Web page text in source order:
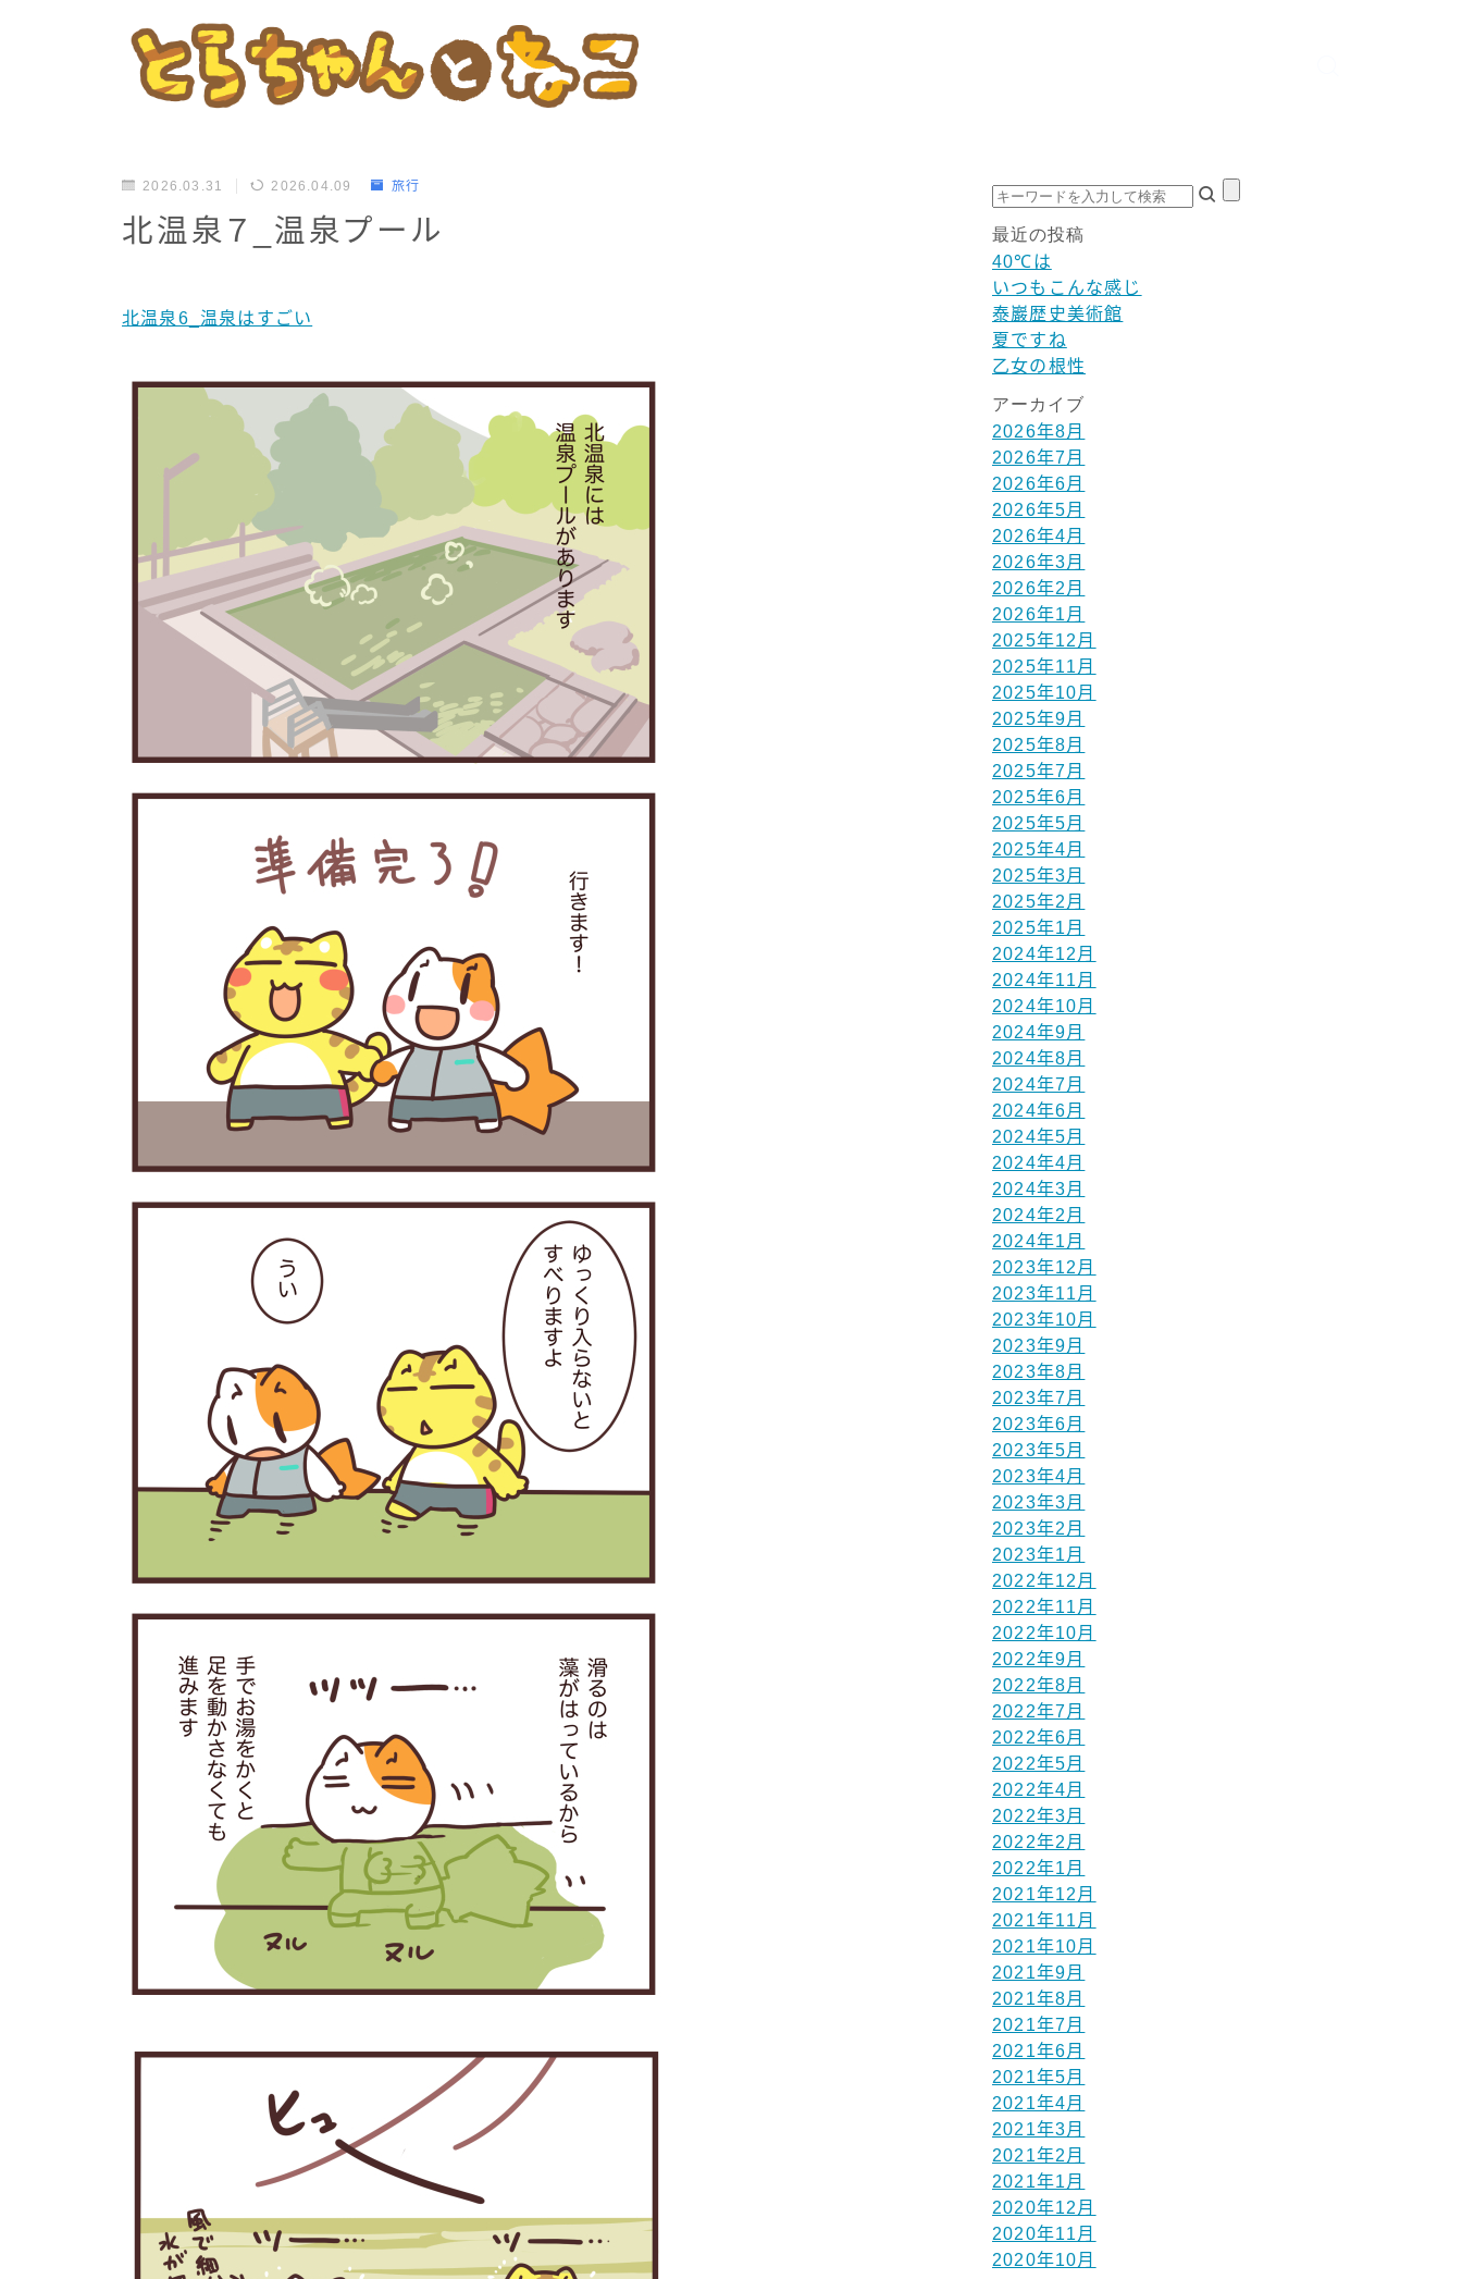
2026.03.31 2026.04.09 旅行
北温泉７_温泉プール
北温泉6_温泉はすごい
最近の投稿
40℃は
いつもこんな感じ
泰巖歴史美術館
夏ですね
乙女の根性
アーカイブ
2026年8月
2026年7月
2026年6月
2026年5月
2026年4月
2026年3月
2026年2月
2026年1月
2025年12月
2025年11月
2025年10月
2025年9月
2025年8月
2025年7月
2025年6月
2025年5月
2025年4月
2025年3月
2025年2月
2025年1月
2024年12月
2024年11月
2024年10月
2024年9月
2024年8月
2024年7月
2024年6月
2024年5月
2024年4月
2024年3月
2024年2月
2024年1月
2023年12月
2023年11月
2023年10月
2023年9月
2023年8月
2023年7月
2023年6月
2023年5月
2023年4月
2023年3月
2023年2月
2023年1月
2022年12月
2022年11月
2022年10月
2022年9月
2022年8月
2022年7月
2022年6月
2022年5月
2022年4月
2022年3月
2022年2月
2022年1月
2021年12月
2021年11月
2021年10月
2021年9月
2021年8月
2021年7月
2021年6月
2021年5月
2021年4月
2021年3月
2021年2月
2021年1月
2020年12月
2020年11月
2020年10月